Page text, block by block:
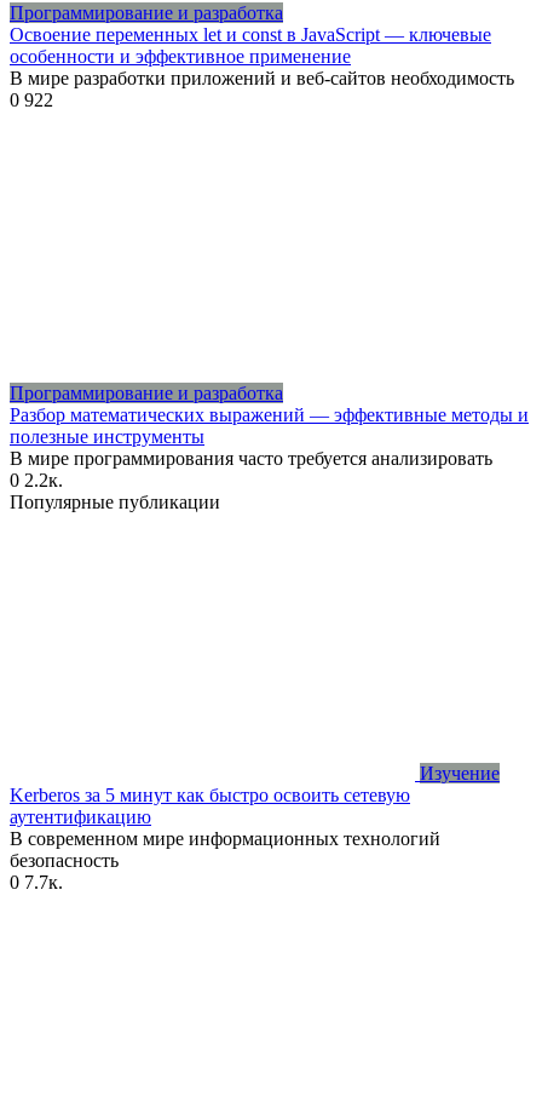
Программирование и разработка
Освоение переменных let и const в JavaScript — ключевые
особенности и эффективное применение
В мире разработки приложений и веб-сайтов необходимость
0 922
Программирование и разработка
Разбор математических выражений — эффективные методы и
полезные инструменты
В мире программирования часто требуется анализировать
0 2.2к.
Популярные публикации
Изучение
Kerberos за 5 минут как быстро освоить сетевую
аутентификацию
В современном мире информационных технологий
безопасность
0 7.7к.